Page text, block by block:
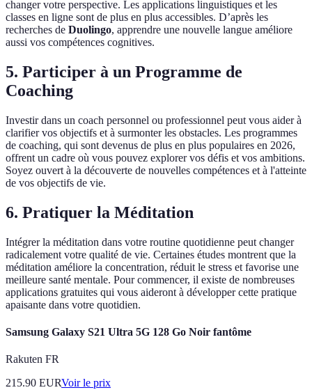
changer votre perspective. Les applications linguistiques et les
classes en ligne sont de plus en plus accessibles. D’après les
recherches de Duolingo, apprendre une nouvelle langue améliore
aussi vos compétences cognitives.
5. Participer à un Programme de
Coaching
Investir dans un coach personnel ou professionnel peut vous aider à
clarifier vos objectifs et à surmonter les obstacles. Les programmes
de coaching, qui sont devenus de plus en plus populaires en 2026,
offrent un cadre où vous pouvez explorer vos défis et vos ambitions.
Soyez ouvert à la découverte de nouvelles compétences et à l'atteinte
de vos objectifs de vie.
6. Pratiquer la Méditation
Intégrer la méditation dans votre routine quotidienne peut changer
radicalement votre qualité de vie. Certaines études montrent que la
méditation améliore la concentration, réduit le stress et favorise une
meilleure santé mentale. Pour commencer, il existe de nombreuses
applications gratuites qui vous aideront à développer cette pratique
apaisante dans votre quotidien.
Samsung Galaxy S21 Ultra 5G 128 Go Noir fantôme
Rakuten FR
215.90 EURVoir le prix